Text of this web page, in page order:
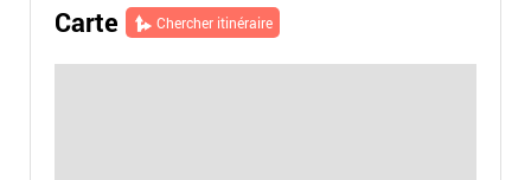
Carte Chercher itinéraire